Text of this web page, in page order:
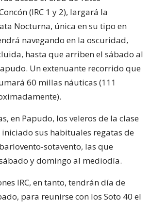
(IRC 1 y 2), largará la
Nocturna, única en su tipo en
navegando en la oscuridad,
hasta que arriben el sábado al
Un extenuante recorrido que
60 millas náuticas (111
en Papudo, los veleros de la clase
sus habituales regatas de
sotavento, las que
y domingo al mediodía.
IRC, en tanto, tendrán día de
para reunirse con los Soto 40 el